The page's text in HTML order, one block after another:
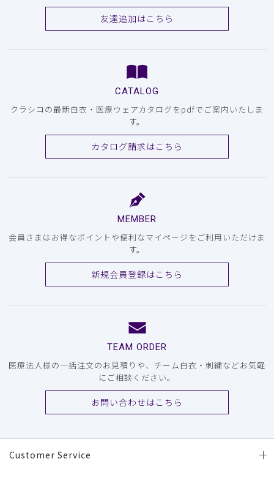
友達追加はこちら
CATALOG
クラシコの最新白衣・医療ウェアカタログをpdfでご案内いたしま
す。
カタログ請求はこちら
MEMBER
会員さまはお得なポイントや便利なマイページをご利用いただけま
す。
新規会員登録はこちら
TEAM ORDER
医療法人様の一括注文のお見積りや、チーム白衣・刺繍などお気軽
にご相談ください。
お問い合わせはこちら
Customer Service